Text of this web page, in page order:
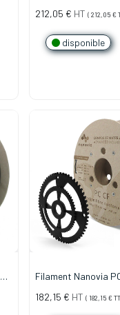
212,05 € HT ( 212,05 €
disponible
Filament Nanovia
182,15 € HT ( 182,15 €